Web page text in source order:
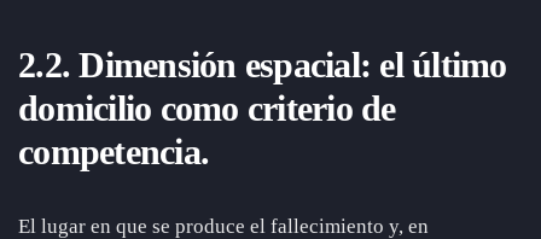
2.2. Dimensión espacial: el último
domicilio como criterio de
competencia.
El lugar en que se produce el fallecimiento y, en